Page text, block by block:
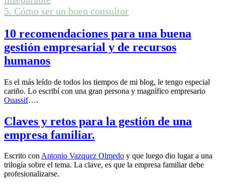
5. Cómo ser un buen consultor
10 recomendaciones para una buena
gestión empresarial y de recursos
humanos
Es el más leído de todos los tiempos de mi blog, le tengo especial
cariño. Lo escribí con una gran persona y magnífico empresario
Ouassif….
Claves y retos para la gestión de una
empresa familiar.
Escrito conAntonio Vazquez Olmedo y que luego dio lugar a una
trilogía sobre el tema. La clave, es que la empresa familiar debe
profesionalizarse.